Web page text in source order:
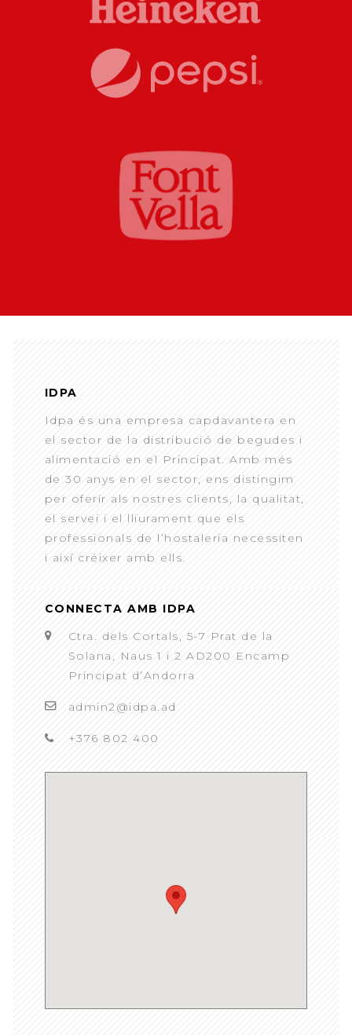
IDPA
Idpa és una empresa capdavantera en
el sector de la distribució de begudes i
alimentació en el Principat. Amb més
de 30 anys en el sector, ens distingim
per oferir als nostres clients, la qualitat,
el servei i el lliurament que els
professionals de l’hostaleria necessiten
i així créixer amb ells.
CONNECTA AMB IDPA
Ctra. dels Cortals, 5-7 Prat de la
Solana, Naus 1 i 2 AD200 Encamp
Principat d’Andorra
admin2@idpa.ad
+376 802 400